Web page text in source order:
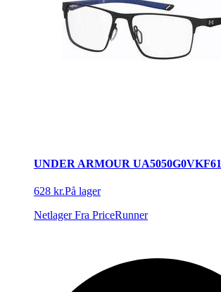
UNDER ARMOUR UA5050G0VKF61
628 kr.På lager
Netlager Fra PriceRunner